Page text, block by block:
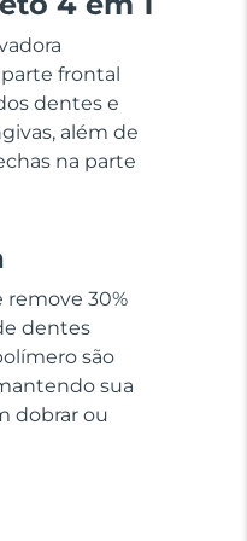
frontal
dentes e
além de
na parte
30%
dentes
são
sua
dobrar ou